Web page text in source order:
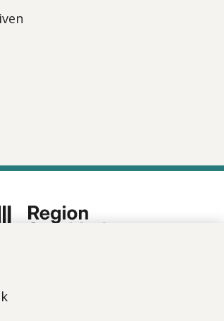
och sjukvård i Region